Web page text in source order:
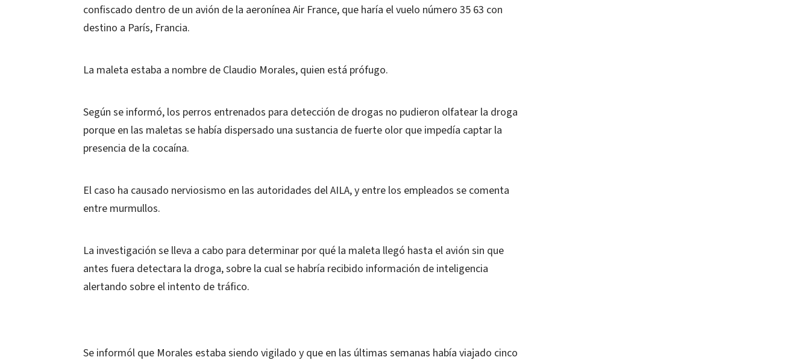
confiscado dentro de un avión de la aeronínea Air France, que haría el vuelo número 35 63 con
destino a París, Francia.
La maleta estaba a nombre de Claudio Morales, quien está prófugo.
Según se informó, los perros entrenados para detección de drogas no pudieron olfatear la droga
porque en las maletas se había dispersado una sustancia de fuerte olor que impedía captar la
presencia de la cocaína.
El caso ha causado nerviosismo en las autoridades del AILA, y entre los empleados se comenta
entre murmullos.
La investigación se lleva a cabo para determinar por qué la maleta llegó hasta el avión sin que
antes fuera detectara la droga, sobre la cual se habría recibido información de inteligencia
alertando sobre el intento de tráfico.
Se informól que Morales estaba siendo vigilado y que en las últimas semanas había viajado cinco